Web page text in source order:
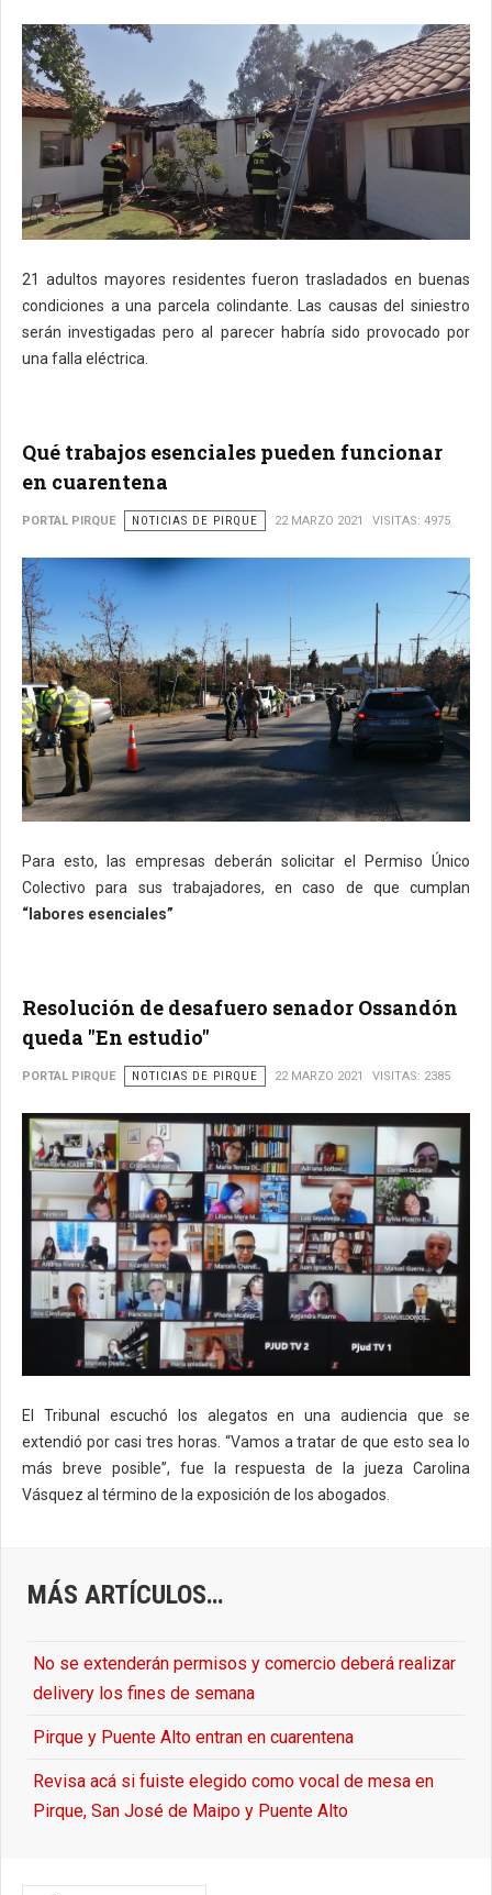
21 adultos mayores residentes fueron trasladados en buenas
condiciones a una parcela colindante. Las causas del siniestro
serán investigadas pero al parecer habría sido provocado por
una falla eléctrica.
Qué trabajos esenciales pueden funcionar
en cuarentena
PORTAL PIRQUE NOTICIAS DE PIRQUE 22 MARZO 2021 VISITAS: 4975
Para esto, las empresas deberán solicitar el Permiso Único
Colectivo para sus trabajadores, en caso de que cumplan
“labores esenciales”
Resolución de desafuero senador Ossandón
queda "En estudio"
PORTAL PIRQUE NOTICIAS DE PIRQUE 22 MARZO 2021 VISITAS: 2385
El Tribunal escuchó los alegatos en una audiencia que se
extendió por casi tres horas. “Vamos a tratar de que esto sea lo
más breve posible”, fue la respuesta de la jueza Carolina
Vásquez al término de la exposición de los abogados.
MÁS ARTÍCULOS…
No se extenderán permisos y comercio deberá realizar
delivery los fines de semana
Pirque y Puente Alto entran en cuarentena
Revisa acá si fuiste elegido como vocal de mesa en
Pirque, San José de Maipo y Puente Alto